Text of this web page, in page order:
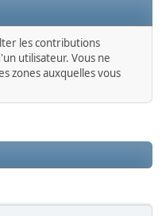
les contributions
utilisateur. Vous ne
zones auxquelles vous